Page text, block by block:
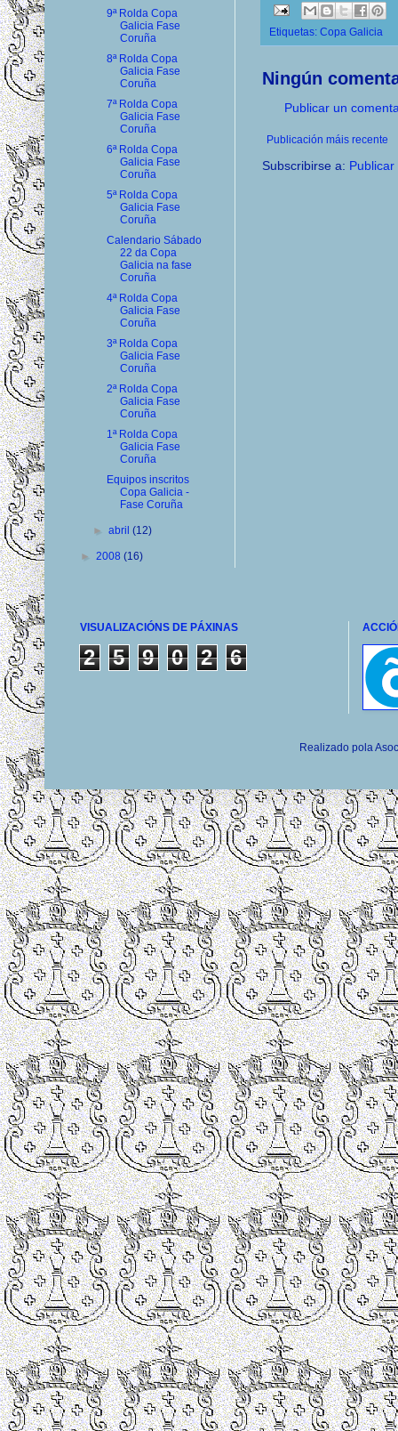
Etiquetas: Copa Galicia
Ningún
Publicar un
Publicación máis recente
Subscribirse a:
9ª Rolda Copa
Galicia Fase
Coruña
8ª Rolda Copa
Galicia Fase
Coruña
7ª Rolda Copa
Galicia Fase
Coruña
6ª Rolda Copa
Galicia Fase
Coruña
5ª Rolda Copa
Galicia Fase
Coruña
Calendario Sábado
22 da Copa
Galicia na fase
Coruña
4ª Rolda Copa
Galicia Fase
Coruña
3ª Rolda Copa
Galicia Fase
Coruña
2ª Rolda Copa
Galicia Fase
Coruña
1ª Rolda Copa
Galicia Fase
Coruña
Equipos inscritos
Copa Galicia -
Fase Coruña
►abril(12)
► 2008 (16)
VISUALIZACIÓNS DE PÁXINAS
2 5 9 0 2 6
Realizado pola